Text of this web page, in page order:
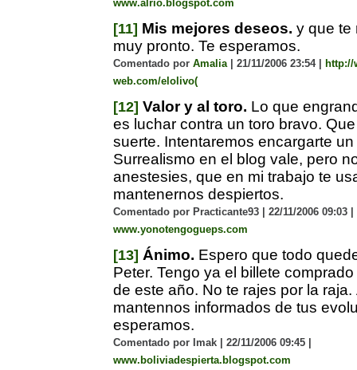
www.alrio.blogspot.com
[11] Mis mejores deseos. y que te
muy pronto. Te esperamos.
Comentado por Amalia| 21/11/2006 23:54 |
http://
web.com/elolivo(
[12] Valor y al toro. Lo que
es luchar contra un toro bravo.
suerte. Intentaremos encargarte
Surrealismo en el blog vale, pero
anestesies, que en mi trabajo te
mantenernos despiertos.
Comentado por Practicante93 | 22/11/2006 09:03 |
www.yonotengogueps.com
[13] Ánimo. Espero que todo
Peter. Tengo ya el billete
de este año. No te rajes por la raja.
mantennos informados de tus
esperamos.
Comentado por Imak | 22/11/2006 09:45 |
www.boliviadespierta.blogspot.com